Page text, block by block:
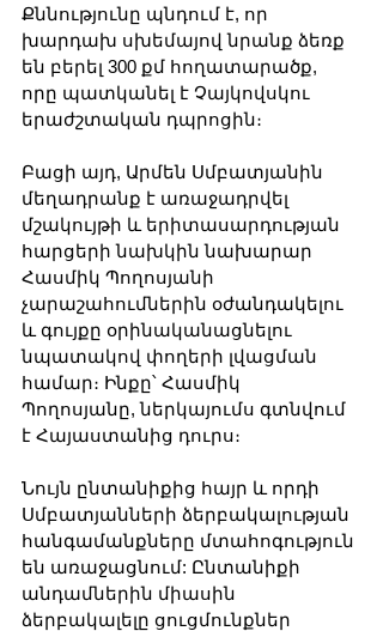
Քննությունը պնդում է, որ
խարդախ սխեմայով նրանք ձեռք
են բերել 300 քմ հողատարածք,
որը պատկանել է Չայկովսկու
երաժշտական ​​դպրոցին։
Բացի այդ, Արմեն Սմբատյանին
մեղադրանք է առաջադրվել
մշակույթի և երիտասարդության
հարցերի նախկին նախարար
Հասմիկ Պողոսյանի
չարաշահումներին օժանդակելու
և գույքը օրինականացնելու
նպատակով փողերի լվացման
համար։ Ինքը՝ Հասմիկ
Պողոսյանը, ներկայումս գտնվում
է Հայաստանից դուրս։
Նույն ընտանիքից հայր և որդի
Սմբատյանների ձերբակալության
հանգամանքները մտահոգություն
են առաջացնում: Ընտանիքի
անդամներին միասին
ձերբակալելը ցուցմունքներ